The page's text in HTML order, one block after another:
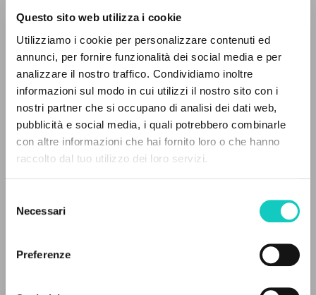
Questo sito web utilizza i cookie
Utilizziamo i cookie per personalizzare contenuti ed
annunci, per fornire funzionalità dei social media e per
analizzare il nostro traffico. Condividiamo inoltre
informazioni sul modo in cui utilizzi il nostro sito con i
nostri partner che si occupano di analisi dei dati web,
pubblicità e social media, i quali potrebbero combinarle
con altre informazioni che hai fornito loro o che hanno
raccolto dal tuo utilizzo dei loro servizi.
delNecessari
Preferenze
Giussani Luigi
Litterae Communionis
1995
Pages: 3
LATEST UPDATE
23/06/2021
0RESULTS FOUND
MORE RESULTS